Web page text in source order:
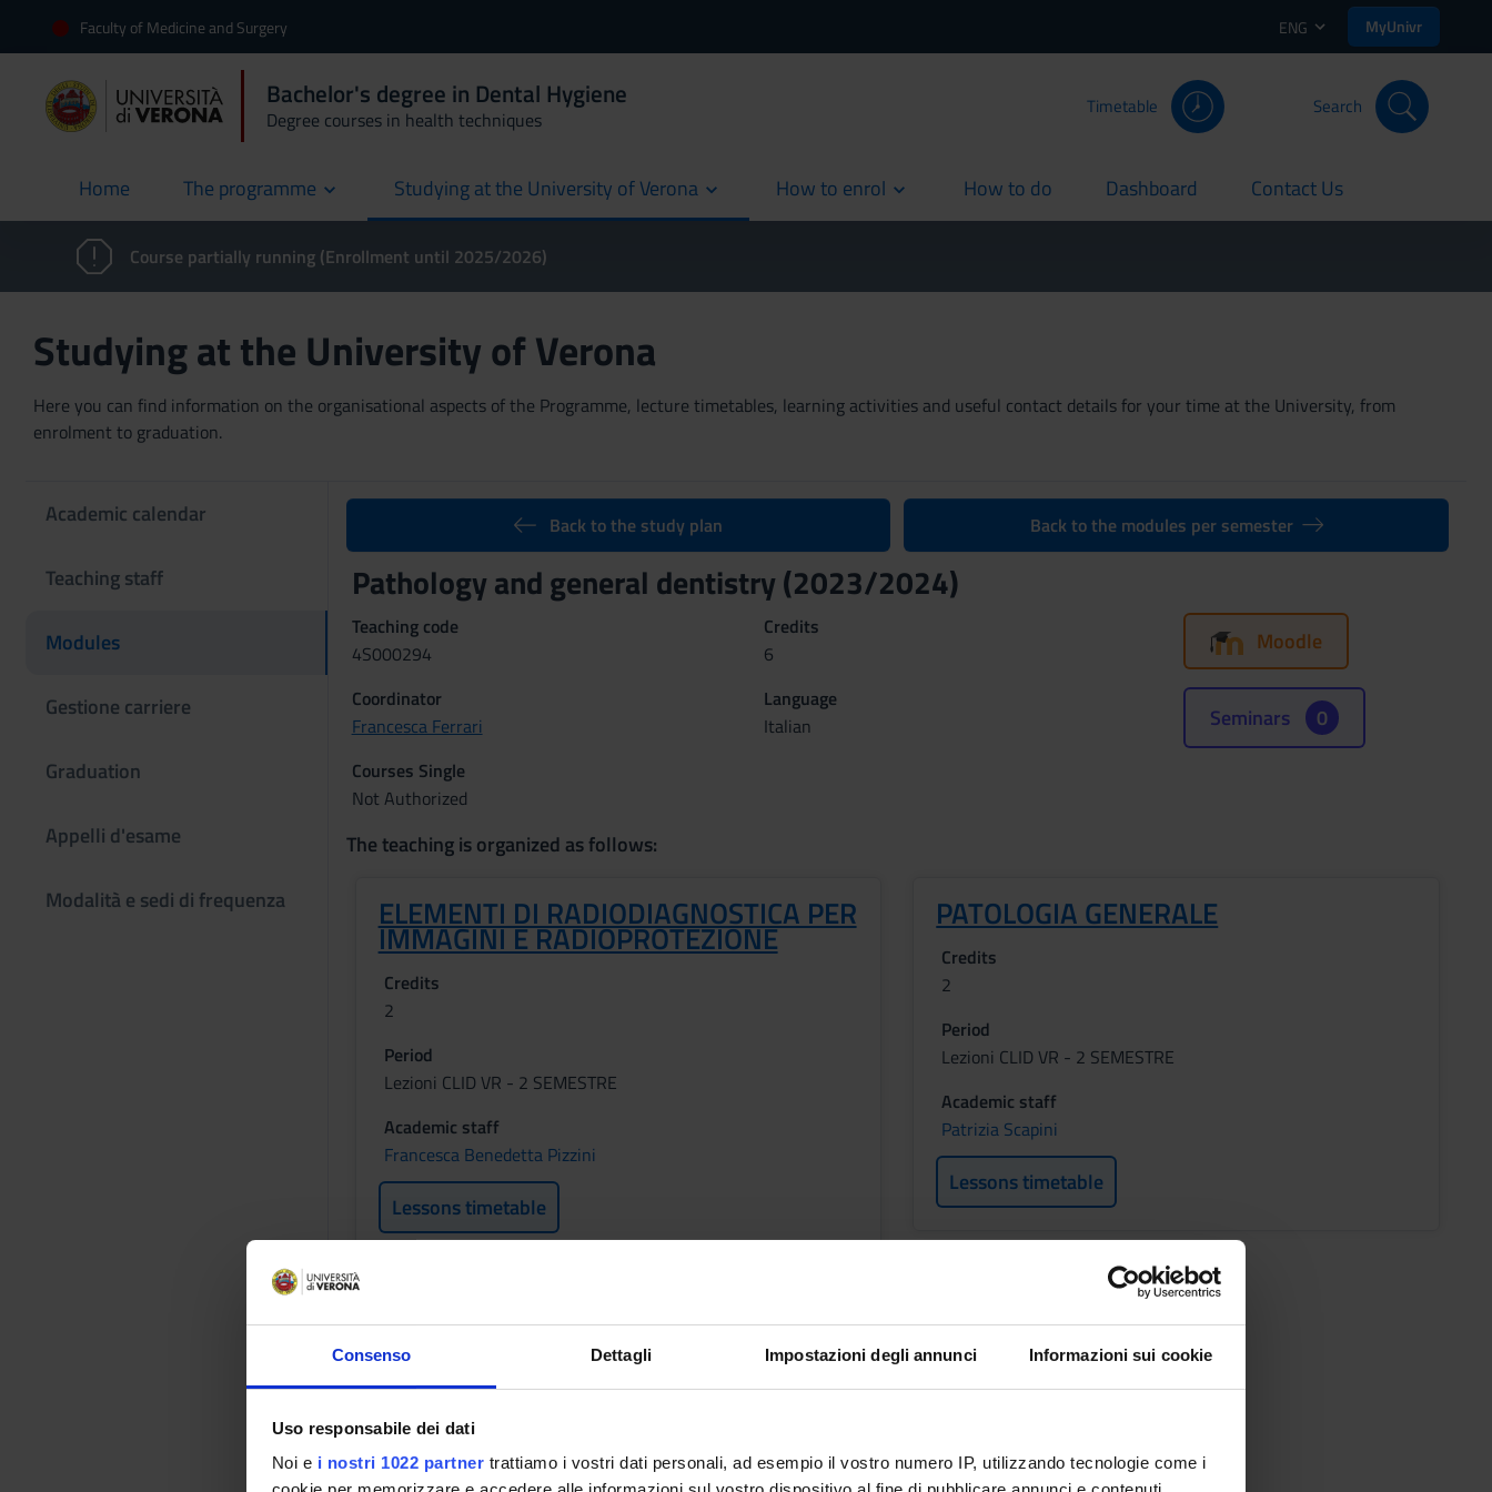
Consenso Dettagli Impostazioni degli annunci Informazioni sui cookie
Uso responsabile dei dati
Noi e i nostri 1022 partner trattiamo i vostri dati personali, ad esempio il vostro numero IP, utilizzando tecnologie come i
Faculty of Medicine and Surgery ENG MyUnivr
Bachelor's degree in Dental Hygiene
Degree courses in health techniques
Timetable Search
Home
current The programme Studying at the University of Verona How to enrol How to do
current Dashboard
current Contact Us
current
Course partially running (Enrollment until 2025/2026)
Studying at the University of Verona
Here you can find information on the organisational aspects of the Programme, lecture timetables, learning activities and useful contact details for your time at the University, from
enrolment to graduation.
Academic calendar
Teaching staff
Modules
Gestione carriere
Graduation
Appelli d'esame
Modalità e sedi di frequenza
Back to the study plan Back to the modules per semester
Pathology and general dentistry (2023/2024)
Teaching code
4S000294
Credits
6
Coordinator
Francesca Ferrari
Language
Italian
Courses Single
Not Authorized
Moodle
Seminars 0
The teaching is organized as follows:
ELEMENTI DI RADIODIAGNOSTICA PER
IMMAGINI E RADIOPROTEZIONE
Credits
2
Period
Lezioni CLID VR - 2 SEMESTRE
Academic staff
Francesca Benedetta Pizzini
Lessons timetable
PATOLOGIA GENERALE
Credits
2
Period
Lezioni CLID VR - 2 SEMESTRE
Academic staff
Patrizia Scapini
Lessons timetable
Credits
2
Period
Not yet assigned
Academic staff
Francesca Ferrari